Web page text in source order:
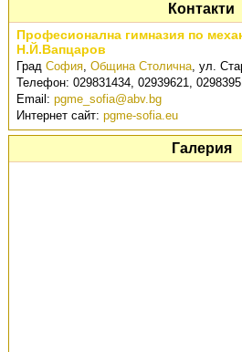
Контакти
Професионална гимназия по
Н.Й.Вапцаров
ГрадСофия,Община Столична,ул.
Телефон:029831434, 02939621,
Email:pgme_sofia@abv.bg
Интернет сайт:pgme-sofia.eu
Галерия